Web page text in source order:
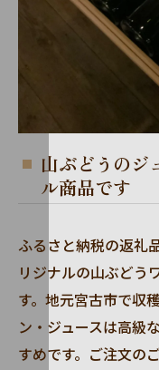
山ぶどうのジ
ル商品です
ふるさと納税の返礼
リジナルの山ぶどう
す。地元宮古市で収
ン・ジュースは高級
すめです。ご注文の